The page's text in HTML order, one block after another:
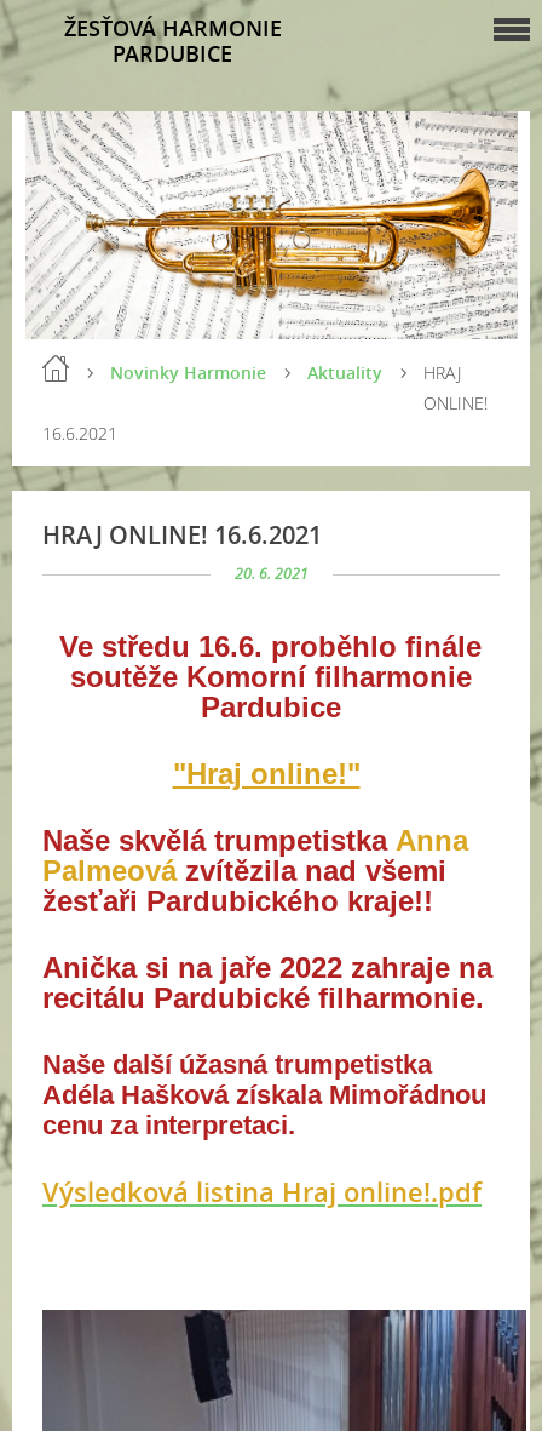
ŽESŤOVÁ HARMONIE
PARDUBICE
Novinky Harmonie Aktuality
HRAJ
ONLINE!
16.6.2021
HRAJ ONLINE! 16.6.2021
20. 6. 2021
Ve středu 16.6. proběhlo finále
soutěže Komorní filharmonie
Pardubice
"Hraj online!"
Naše skvělá trumpetistka Anna
Palmeovázvítězila nad všemi
žesťaři Pardubického kraje!!
Anička si na jaře 2022 zahraje na
recitálu Pardubické filharmonie.
Naše další úžasná trumpetistka
Adéla Hašková získala Mimořádnou
cenu za interpretaci.
Výsledková listina Hraj online!.pdf